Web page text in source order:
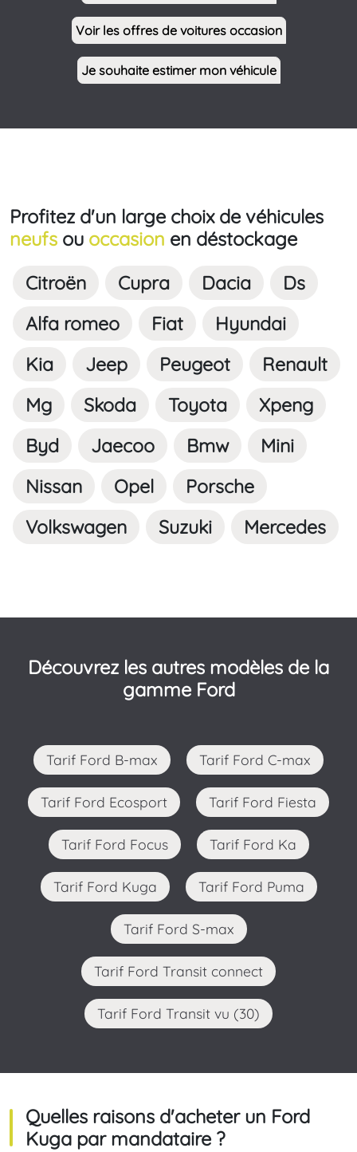
Voir les offres de voitures occasion
Je souhaite estimer mon véhicule
Profitez d'un large choix de véhicules
neufs ou occasion en déstockage
Citroën Cupra Dacia
Ds
Alfa romeo
Fiat
Hyundai
Kia
Jeep Peugeot
Renault
Mg
Skoda Toyota
Xpeng
Byd
Jaecoo Bmw
Mini
Nissan
Opel
Porsche
Volkswagen
Suzuki Mercedes
Découvrez les autres modèles de la
gamme Ford
Tarif Ford B-max Tarif Ford C-max
Tarif Ford Ecosport Tarif Ford Fiesta
Tarif Ford Focus Tarif Ford Ka
Tarif Ford Kuga Tarif Ford Puma
Tarif Ford S-max
Tarif Ford Transit connect
Tarif Ford Transit vu (30)
Quelles raisons d'acheter un Ford
Kuga par mandataire ?